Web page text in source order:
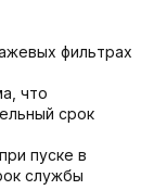
фильтрах
что
срок
пуске в
службы